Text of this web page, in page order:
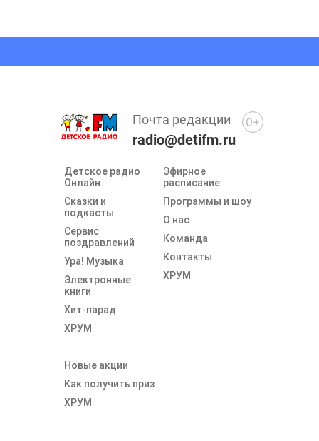
Детское радио
Онлайн
Сказки и
подкасты
Сервис
поздравлений
Ура! Музыка
Электронные
книги
Хит-парад
ХРУМ
Эфирное
расписание
Программы и шоу
О нас
Команда
Контакты
ХРУМ
Новые акции
Как получить приз
ХРУМ
Почта редакции
radio@detifm.ru
0+